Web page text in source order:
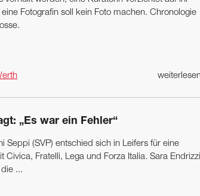
Fotografin soll kein Foto machen. Chronologie
„Es war ein Fehler“
Seppi (SVP) entschied sich in Leifers für eine
Civica, Fratelli, Lega und Forza Italia. Sara Endrizzi
...